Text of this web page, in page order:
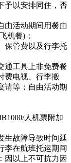
予以安排同住，否
由活动期间用餐由
机餐)；
保管费以及行李托
通工具上非免费餐
费电视、行李搬
请等；自由活动期
人机票附加
生故障导致时间延
李在航班托运期间
因以上不可抗力因